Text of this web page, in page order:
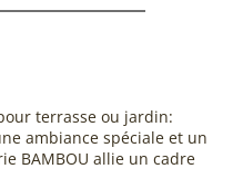
terrasse ou jardin:
ambiance spéciale et un
BAMBOU allie un cadre